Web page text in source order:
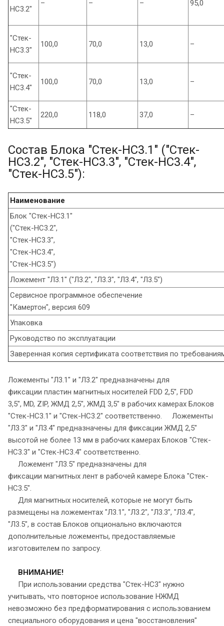
НС3.2"
– – – 95,0
"Стек-
НС3.3"
100,0 70,0 13,0 –
"Стек-
НС3.4"
100,0 70,0 13,0 –
"Стек-
НС3.5"
220,0 118,0 37,0 –
Состав Блока "Стек-НС3.1" ("Стек-
НС3.2", "Стек-НС3.3", "Стек-НС3.4",
"Стек-НС3.5"):
Наименование
Блок "Стек-НС3.1"
("Стек-НС3.2",
"Стек-НС3.3",
"Стек-НС3.4",
"Стек-НС3.5")
Ложемент "Л3.1" ("Л3.2", "Л3.3", "Л3.4", "Л3.5")
Сервисное программное обеспечение
"Камертон", версия 609
Упаковка
Руководство по эксплуатации
Заверенная копия сертификата соответствия по
Ложементы "Л3.1" и "Л3.2" предназначены для
фиксации пластин магнитных носителей FDD 2,5", FDD
3,5", MD, ZIP, ЖМД 2,5", ЖМД 3,5" в рабочих камерах Блоков
"Стек-НС3.1" и "Стек-НС3.2" соответственно. Ложементы
"Л3.3" и "Л3.4" предназначены для фиксации ЖМД 2,5"
высотой не более 13 мм в рабочих камерах Блоков "Стек-
НС3.3" и "Стек-НС3.4" соответственно.
Ложемент "Л3.5" предназначены для
фиксации магнитных лент в рабочей камере Блока "Стек-
НС3.5".
Для магнитных носителей, которые не могут быть
размещены на ложементах "Л3.1", "Л3.2", "Л3.3", "Л3.4",
"Л3.5", в состав Блоков опционально включаются
дополнительные ложементы, предоставляемые
изготовителем по запросу.
ВНИМАНИЕ!
При использовании средства "Стек-НС3" нужно
учитывать, что повторное использование НЖМД
невозможно без предформатирования с использованием
специального оборудования и цена "восстановления"